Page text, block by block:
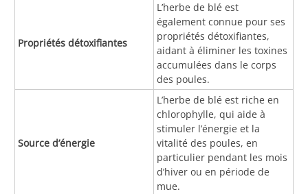
Propriétés détoxifiantes
L’herbe de blé est
également connue pour ses
propriétés détoxifiantes,
aidant à éliminer les toxines
accumulées dans le corps
des poules.
Source d’énergie
L’herbe de blé est riche en
chlorophylle, qui aide à
stimuler l’énergie et la
vitalité des poules, en
particulier pendant les mois
d’hiver ou en période de
mue.